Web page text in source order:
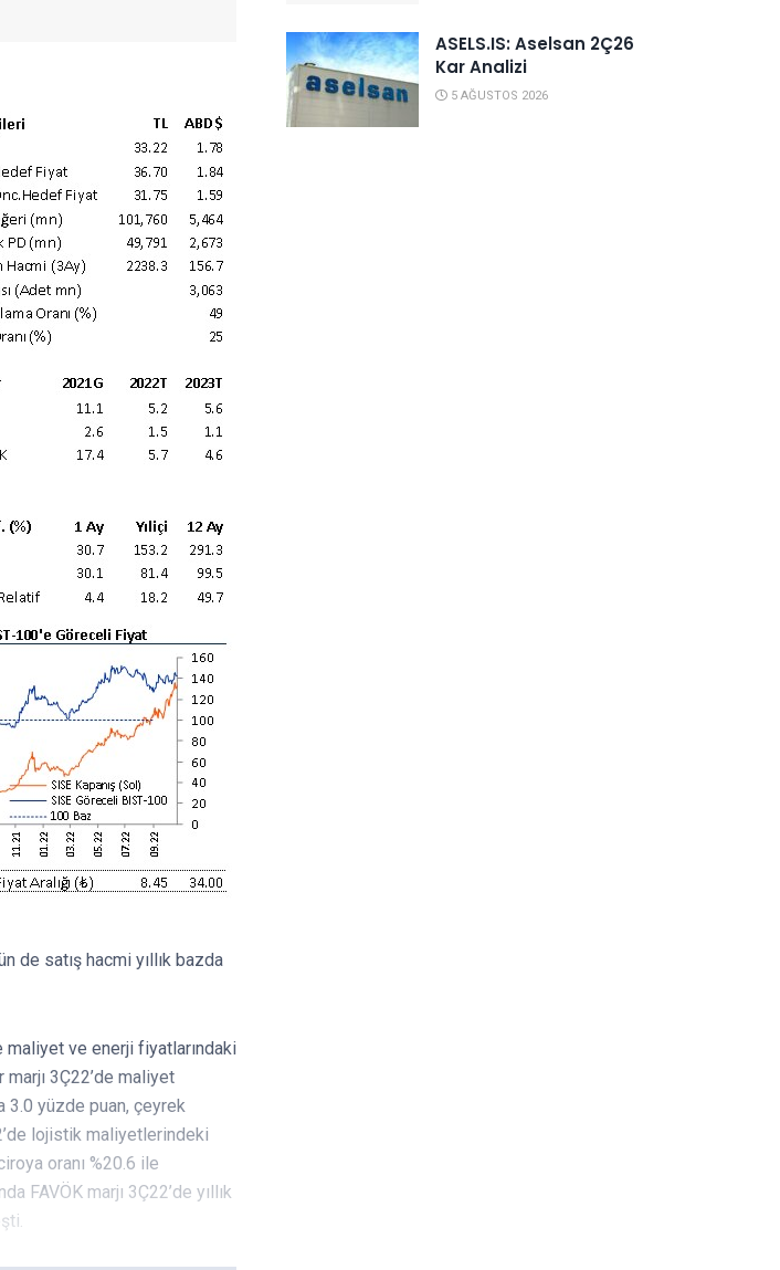
de satış hacmi yıllık bazda
ve enerji fiyatlarındaki
3Ç22’de maliyet
3.0 yüzde puan, çeyrek
lojistik maliyetlerindeki
oranı %20.6 ile
FAVÖK marjı 3Ç22’de yıllık
ASELS.IS: Aselsan 2Ç26
Kar Analizi
5 AĞUSTOS 2026